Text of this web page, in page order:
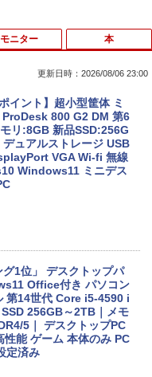
VAIO Core i7 1065G7 第
リ8GB SSD256GB 14イ
Home WEBカ
1年保証 レ
Office Bランク パソコ
ン バイオ 中古ノートPC
パソコン
法人向け Surface Pro 1
ード ストーン グレー EP
更新日時：2026/08/06 23:00
イント】超小型筐体 ミ
ProDesk 800 G2 DM 第6
リ:8GB 新品SSD:256G
ュアルストレージ USB
VGA Wi-fi 無線
Windows11 ミニデス
グ1位」 デスクトップパ
Office付き パソコン
第14世代 Core i5-4590 i
256GB～2TB｜メモ
5｜ デスクトップPC
性能 ゲーム 本体のみ PC
定済み
モニター 本